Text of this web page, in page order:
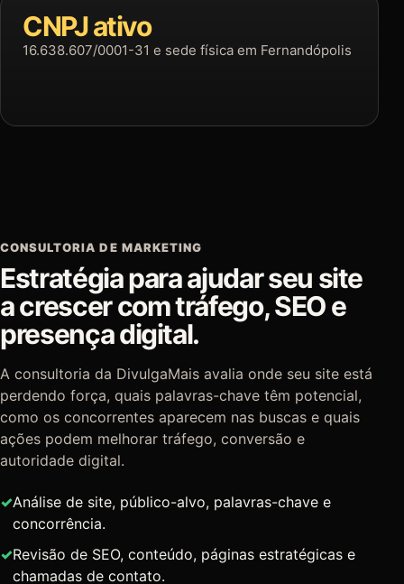
CNPJ ativo
16.638.607/0001-31 e sede física em Fernandópolis
CONSULTORIA DE MARKETING
Estratégia para ajudar seu site
a crescer com tráfego, SEO e
presença digital.
A consultoria da DivulgaMais avalia onde seu site está
perdendo força, quais palavras-chave têm potencial,
como os concorrentes aparecem nas buscas e quais
ações podem melhorar tráfego, conversão e
autoridade digital.
Análise de site, público-alvo, palavras-chave e
concorrência.
Revisão de SEO, conteúdo, páginas estratégicas e
chamadas de contato.